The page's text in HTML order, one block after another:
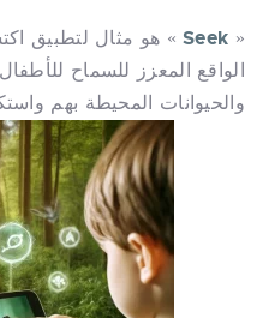
«
Seek» هو مثال لتطبيق
الواقع المعزز للسماح
والحيوانات المحيطة بهم